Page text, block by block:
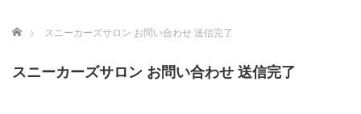
ホーム スニーカーズサロン お問い合わせ 送信完了
スニーカーズサロン お問い合わせ 送信完了